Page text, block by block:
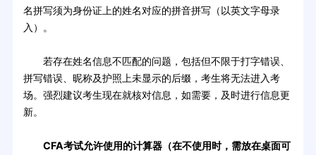
名拼写须为身份证上的姓名对应的拼音拼写（以英文字母录
入）。
若存在姓名信息不匹配的问题，包括但不限于打字错误、
拼写错误、昵称及护照上未显示的后缀，考生将无法进入考
场。强烈建议考生现在就核对信息，如需要，及时进行信息更
新。
CFA考试允许使用的计算器（在不使用时，需放在桌面可